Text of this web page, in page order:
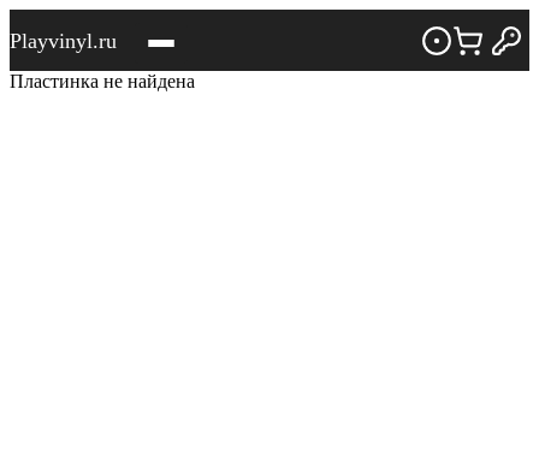
Playvinyl.ru
Пластинка не найдена